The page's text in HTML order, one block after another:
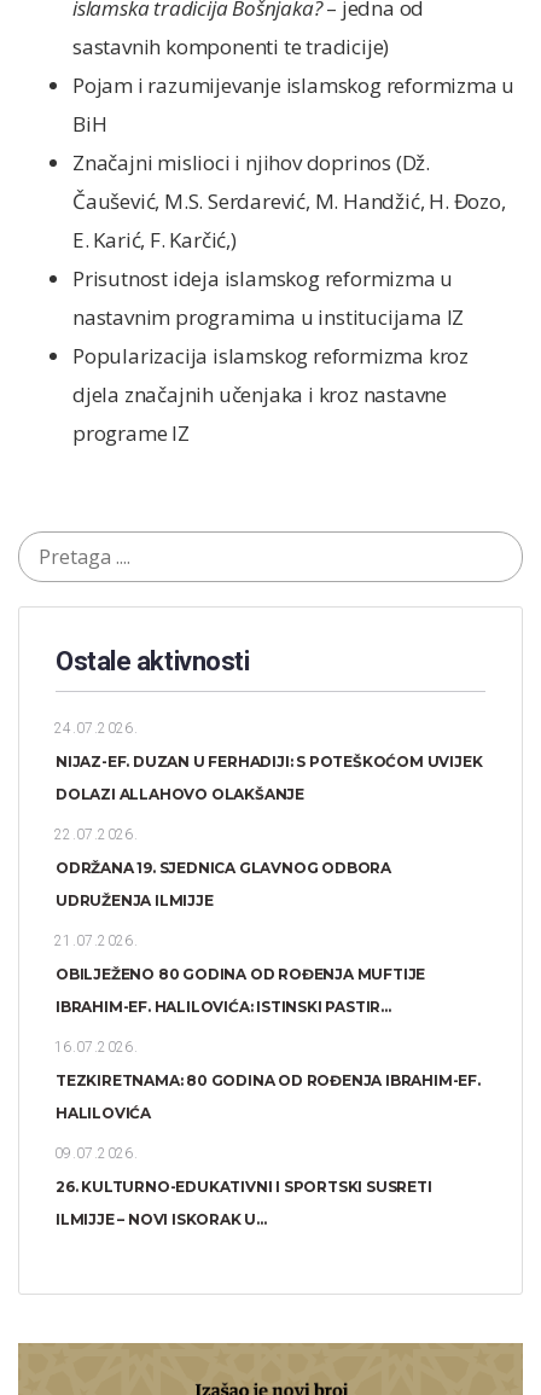
islamska tradicija Bošnjaka?– jedna od
sastavnih komponenti te tradicije)
Pojam i razumijevanje islamskog reformizma u
BiH
Značajni mislioci i njihov doprinos (Dž.
Čaušević, M.S. Serdarević, M. Handžić, H. Đozo,
E. Karić, F. Karčić,)
Prisutnost ideja islamskog reformizma u
nastavnim programima u institucijama IZ
Popularizacija islamskog reformizma kroz
djela značajnih učenjaka i kroz nastavne
programe IZ
Ostale aktivnosti
24.07.2026.
NIJAZ-EF. DUZAN U FERHADIJI: S POTEŠKOĆOM UVIJEK
DOLAZI ALLAHOVO OLAKŠANJE
22.07.2026.
ODRŽANA 19. SJEDNICA GLAVNOG ODBORA
UDRUŽENJA ILMIJJE
21.07.2026.
OBILJEŽENO 80 GODINA OD ROĐENJA MUFTIJE
IBRAHIM-EF. HALILOVIĆA: ISTINSKI PASTIR...
16.07.2026.
TEZKIRETNAMA: 80 GODINA OD ROĐENJA IBRAHIM-EF.
HALILOVIĆA
09.07.2026.
26. KULTURNO-EDUKATIVNI I SPORTSKI SUSRETI
ILMIJJE – NOVI ISKORAK U...